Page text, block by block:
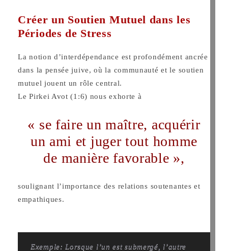
Créer un Soutien Mutuel dans les
Périodes de Stress
La notion d’interdépendance est profondément ancrée
dans la pensée juive, où la communauté et le soutien
mutuel jouent un rôle central.
Le Pirkei Avot (1:6) nous exhorte à
« se faire un maître, acquérir
un ami et juger tout homme
de manière favorable »,
soulignant l’importance des relations soutenantes et
empathiques.
Exemple: Lorsque l’un est submergé, l’autre